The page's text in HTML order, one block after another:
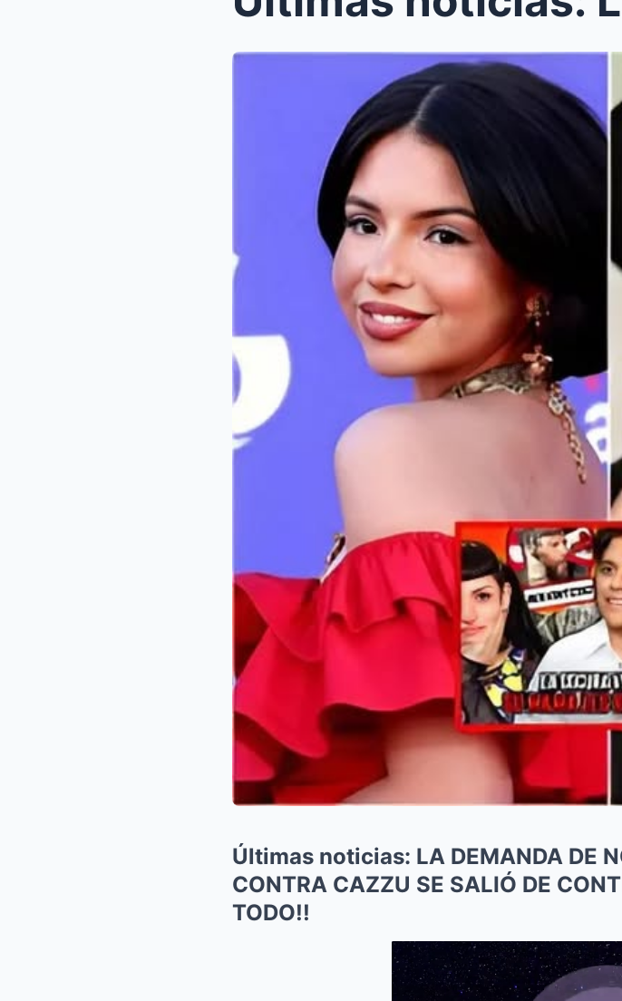
Últimas noticias: LA DEMANDA DE
CONTRA CAZZU SE SALIÓ DE
TODO!!